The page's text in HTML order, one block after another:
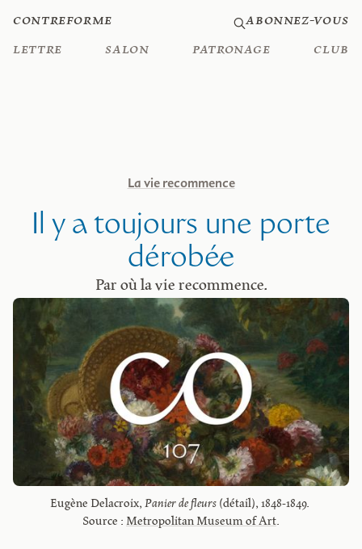
Contreforme
Lettre
Salon Patronage Club
Abonnez-vous
La vie recommence
Il y a toujours une porte
dérobée
Par où la vie recommence.
Eugène Delacroix, Panier de fleurs (détail), 1848-1849.
Source : Metropolitan Museum of Art.